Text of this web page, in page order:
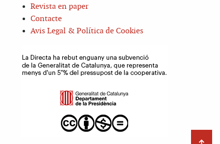
Revista en paper
Contacte
Avis Legal & Política de Cookies